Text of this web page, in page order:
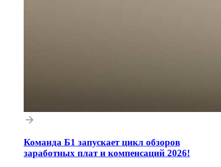
Команда Б1 запускает цикл обзоров
заработных плат и компенсаций 2026!